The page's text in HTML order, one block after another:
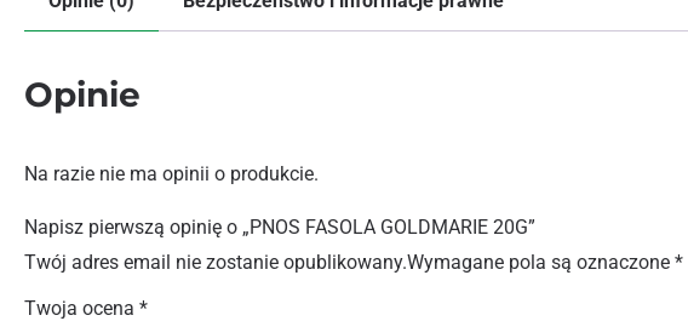
Opinie
Na razie nie ma opinii o produkcie.
Napisz pierwszą opinię o „PNOS FASOLA GOLDMARIE 20G”
Twój adres email nie zostanie opublikowany.Wymagane pola są oznaczone *
Twoja ocena *